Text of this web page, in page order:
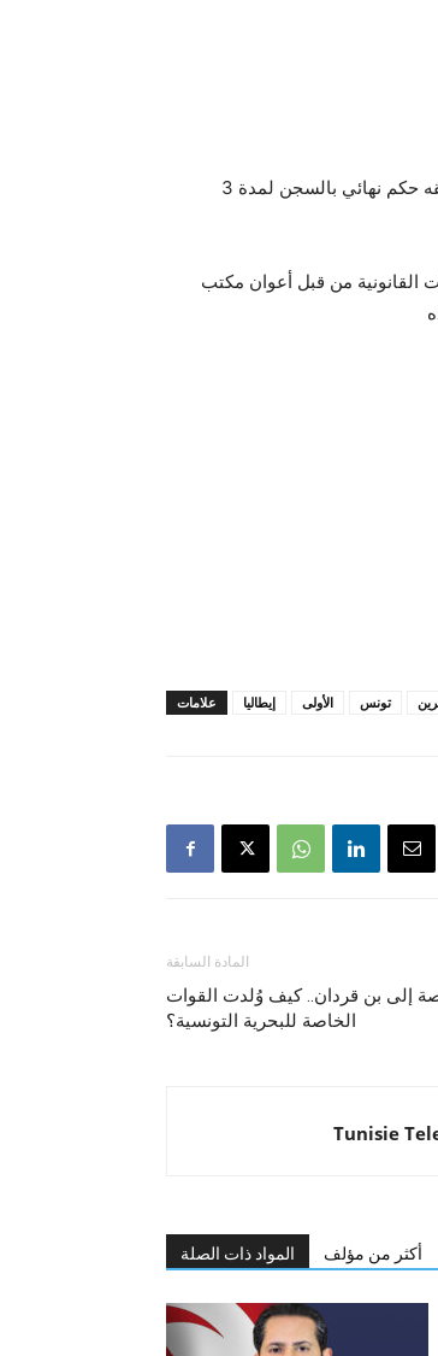
ويحمل المعني بالأمر سوابق عدلية تتعلق بترويج مواد مخدرة، كما صدر في حقه حكم نهائي بالسجن لمدة 3
القانونية من قبل أعوان مكتب
علامات إيطاليا الأولى تونس
المادة السابقة
إلى بن قردان.. كيف وُلدت القوات
الخاصة للبحرية التونسية؟
Tunisie
المواد ذات الصلة أكثر من مؤلف